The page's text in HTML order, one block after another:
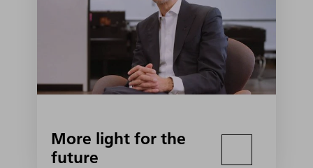
More light for the
future